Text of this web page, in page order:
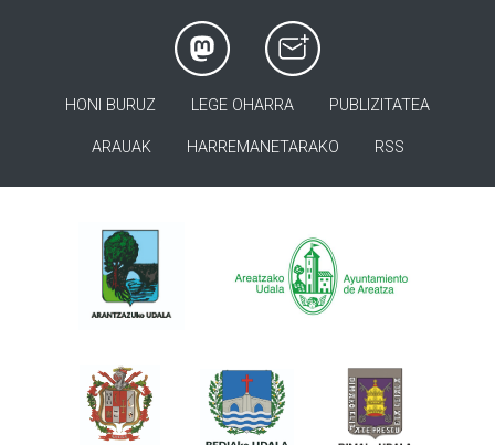
HONI BURUZ LEGE OHARRA PUBLIZITATEA
ARAUAK HARREMANETARAKO RSS